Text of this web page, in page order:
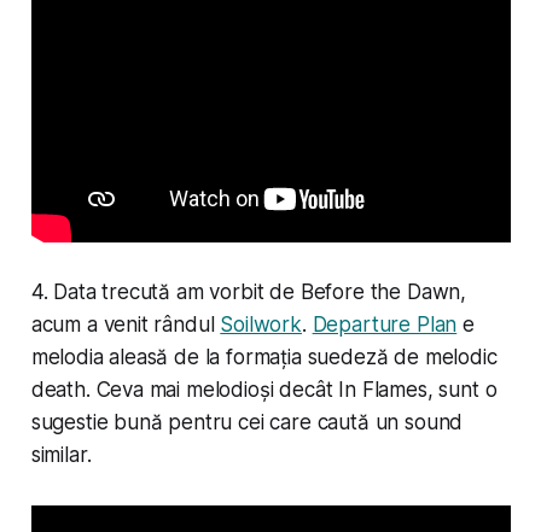
4. Data trecută am vorbit de Before the Dawn,
acum a venit rândul Soilwork. Departure Plan e
melodia aleasă de la formația suedeză de melodic
death. Ceva mai melodioși decât In Flames, sunt o
sugestie bună pentru cei care caută un sound
similar.